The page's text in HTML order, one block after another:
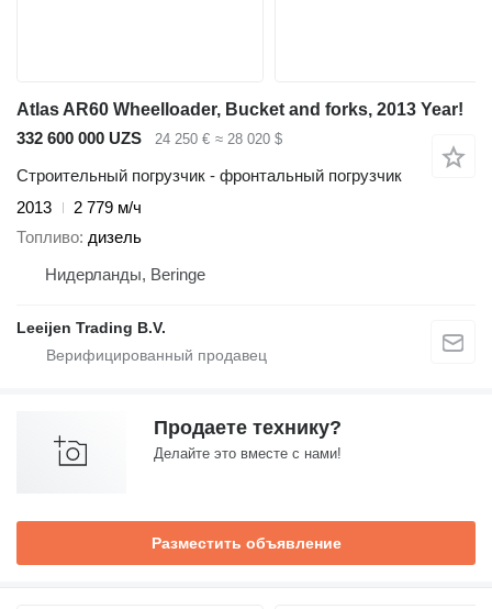
Atlas AR60 Wheelloader, Bucket and forks, 2013 Year!
332 600 000 UZS
24 250 € ≈ 28 020 $
Строительный погрузчик - фронтальный погрузчик
2013
2 779 м/ч
Топливо дизель
Нидерланды, Beringe
Leeijen Trading B.V.
Продаете технику?
Делайте это вместе с нами!
Разместить объявление